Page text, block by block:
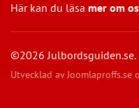
Här kan du läsa mer om
©2026 Julbordsguiden.se.
Utvecklad avJoomlaproffs.se